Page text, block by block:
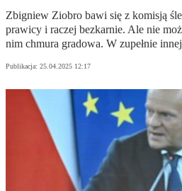
Zbigniew Ziobro bawi się z komisją
prawicy i raczej bezkarnie. Ale nie
nim chmura gradowa. W zupełnie
Publikacja: 25.04.2025 12:17